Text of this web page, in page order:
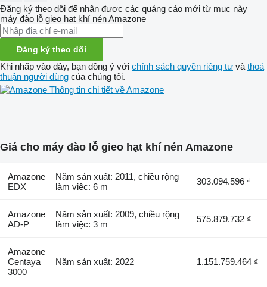
Đăng ký theo dõi để nhận được các quảng cáo mới từ mục này
máy đào lỗ gieo hạt khí nénAmazone
Đăng ký theo dõi
Khi nhấp vào đây, bạn đồng ý với chính sách quyền riêng tư và thoả
thuận người dùng của chúng tôi.
Thông tin chi tiết về Amazone
Giá cho máy đào lỗ gieo hạt khí nén Amazone
Amazone
EDX
Năm sản xuất: 2011, chiều rộng
làm việc: 6 m
303.094.596 ₫
Amazone
AD-P
Năm sản xuất: 2009, chiều rộng
làm việc: 3 m
575.879.732 ₫
Amazone
Centaya
3000
Năm sản xuất: 2022 1.151.759.464 ₫